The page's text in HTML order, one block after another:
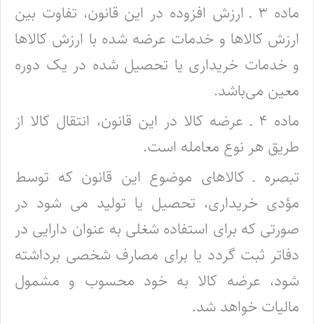
ماده ۳ ـ ارزش افزوده در این قانون، تفاوت بین
ارزش کالاها و خدمات عرضه شده با ارزش کالاها
و خدمات خریداری یا تحصیل شده در یک دوره
معین می‌باشد.
ماده ۴ ـ عرضه کالا در این قانون، انتقال کالا از
طریق هر نوع معامله است.
تبصره ـ کالاهای موضوع این قانون که توسط
مؤدی خریداری، تحصیل یا تولید می شود در
صورتی که برای استفاده شغلی به عنوان دارایی در
دفاتر ثبت گردد یا برای مصارف شخصی برداشته
شود، عرضه کالا به خود محسوب و مشمول
مالیات خواهد شد.